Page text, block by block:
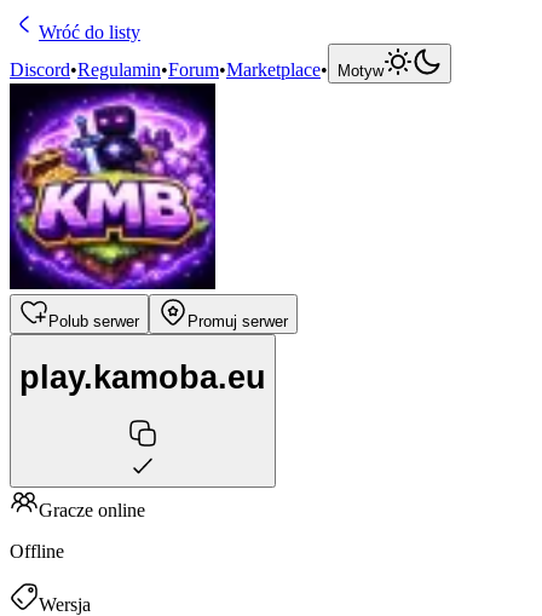
Wróć do listy
Discord•Regulamin•Forum•Marketplace• Motyw
Polub serwer Promuj serwer
play.kamoba.eu
Gracze online
Offline
Wersja